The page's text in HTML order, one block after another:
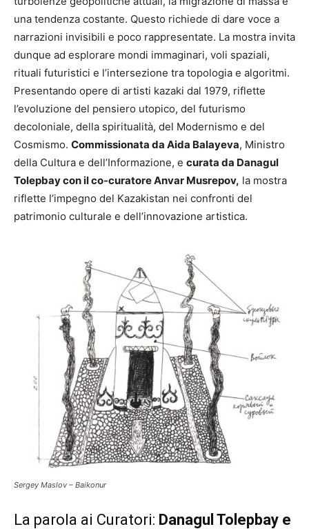
una tendenza costante. Questo richiede di dare voce a
narrazioni invisibili e poco rappresentate. La mostra invita
dunque ad esplorare mondi immaginari, voli spaziali,
rituali futuristici e l’intersezione tra topologia e algoritmi.
Presentando opere di artisti kazaki dal 1979, riflette
l’evoluzione del pensiero utopico, del futurismo
decoloniale, della spiritualità, del Modernismo e del
Cosmismo. Commissionata da Aida Balayeva, Ministro
della Cultura e dell’Informazione, e curata da Danagul
Tolepbay con il co-curatore Anvar Musrepov, la mostra
riflette l’impegno del Kazakistan nei confronti del
patrimonio culturale e dell’innovazione artistica.
Sergey Maslov – Baikonur
La parola ai Curatori: Danagul Tolepbay e